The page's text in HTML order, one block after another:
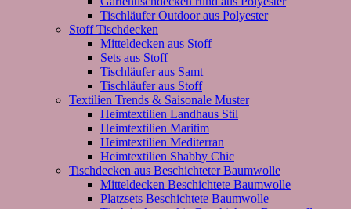
Tischläufer Outdoor aus Polyester
Stoff Tischdecken
Mitteldecken aus Stoff
Sets aus Stoff
Tischläufer aus Samt
Tischläufer aus Stoff
Textilien Trends & Saisonale Muster
Heimtextilien Landhaus Stil
Heimtextilien Maritim
Heimtextilien Mediterran
Heimtextilien Shabby Chic
Tischdecken aus Beschichteter Baumwolle
Mitteldecken Beschichtete Baumwolle
Platzsets Beschichtete Baumwolle